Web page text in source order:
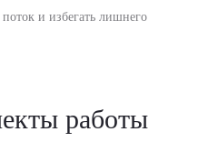
и избегать лишнего
работы